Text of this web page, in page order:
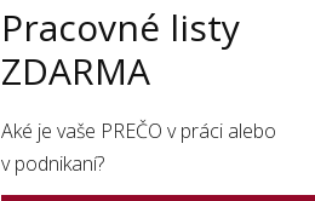
Pracovné listy
ZDARMA
Aké je vaše PREČO v práci alebo
v podnikaní?